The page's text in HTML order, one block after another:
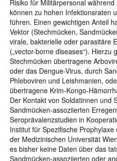
Risiko für Militärpersonal
können zu hohen Infektionsraten
führen. Einen gewichtigen Anteil
Vektor (Stechmücken,
virale, bakterielle oder parasitäre
(„vector-borne diseases“). Hierzu
Stechmücken übertragene
oder das Dengue-Virus, durch
Phleboviren und Leishmanien,
übertragene Krim-Kongo-
Der Kontakt von Soldatinnen und
Sandmücken-assoziierten
Seroprävalenzstudien in
Institut für Spezifische
der Medizinischen Universität
es bisher keine Daten über das
Sandmücken-assoziierten oder